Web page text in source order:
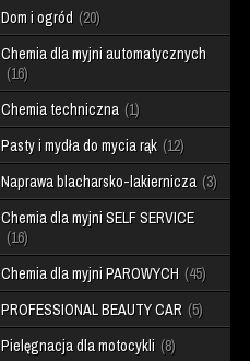
Dom i ogród 20
Chemia dla myjni automatycznych
16
Chemia techniczna 1
Pasty i mydła do mycia rąk 12
Naprawa blacharsko-lakiernicza 3
Chemia dla myjni SELF SERVICE
16
Chemia dla myjni PAROWYCH 45
PROFESSIONAL BEAUTY CAR 5
Pielęgnacja dla motocykli 8